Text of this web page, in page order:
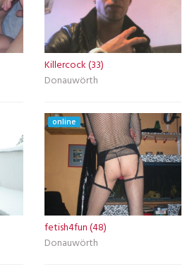
Killercock (33)
Donauwörth
online
fetish4fun (48)
Donauwörth